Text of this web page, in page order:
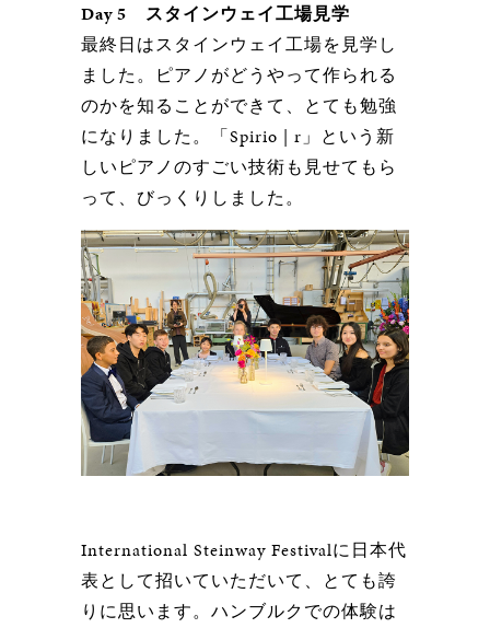
Day 5 スタインウェイ工場見学
最終日はスタインウェイ工場を見学し
ました。ピアノがどうやって作られる
のかを知ることができて、とても勉強
になりました。「Spirio | r」という新
しいピアノのすごい技術も見せてもら
って、びっくりしました。
International Steinway Festivalに日本代
表として招いていただいて、とても誇
りに思います。ハンブルクでの体験は